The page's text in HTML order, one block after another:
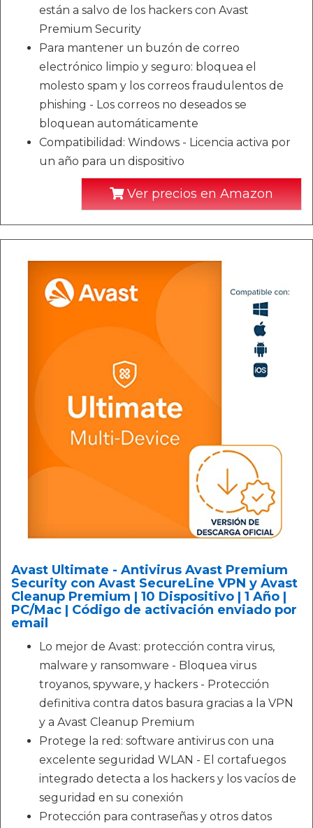
están a salvo de los hackers con Avast
Premium Security
Para mantener un buzón de correo
electrónico limpio y seguro: bloquea el
molesto spam y los correos fraudulentos de
phishing - Los correos no deseados se
bloquean automáticamente
Compatibilidad: Windows - Licencia activa por
un año para un dispositivo
Ver precios en Amazon
Avast Ultimate - Antivirus Avast Premium
Security con Avast SecureLine VPN y Avast
Cleanup Premium | 10 Dispositivo | 1 Año |
PC/Mac | Código de activación enviado por
email
Lo mejor de Avast: protección contra virus,
malware y ransomware - Bloquea virus
troyanos, spyware, y hackers - Protección
definitiva contra datos basura gracias a la VPN
y a Avast Cleanup Premium
Protege la red: software antivirus con una
excelente seguridad WLAN - El cortafuegos
integrado detecta a los hackers y los vacíos de
seguridad en su conexión
Protección para contraseñas y otros datos